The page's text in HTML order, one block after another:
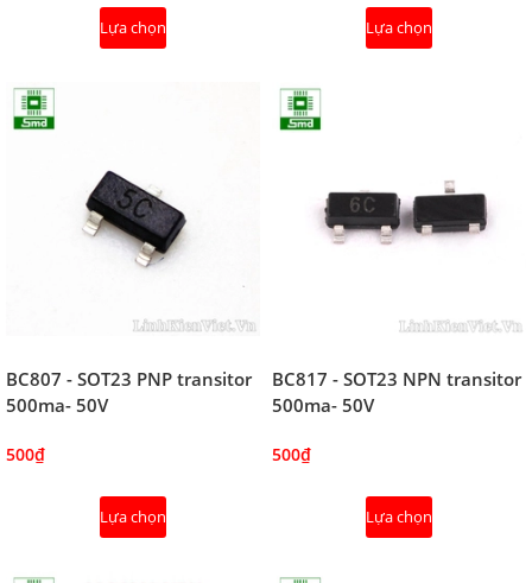
Lựa chọn Lựa chọn
BC807 - SOT23 PNP transitor
500ma- 50V
500₫
Lựa chọn
BC817 - SOT23 NPN transitor
500ma- 50V
500₫
Lựa chọn